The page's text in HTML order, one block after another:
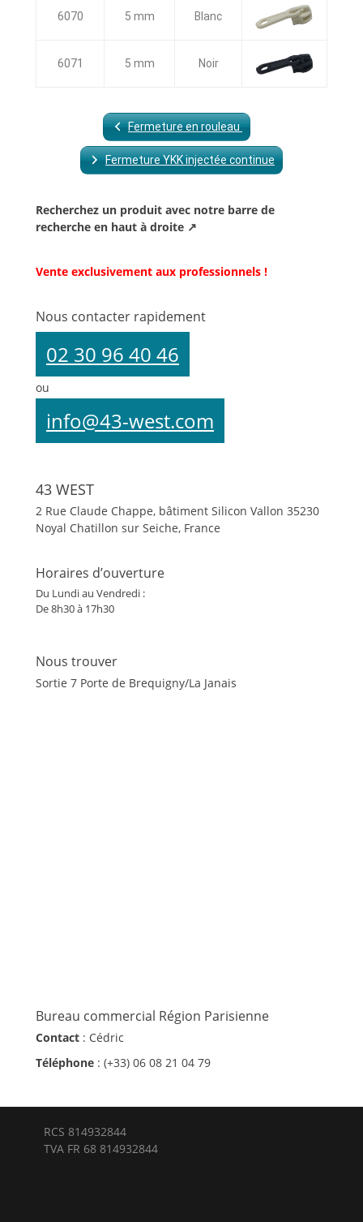
6070 5 mm Blanc
6071 5 mm Noir
Fermeture en rouleau
Fermeture YKK injectée continue
Recherchez un produit avec notre barre de
recherche en haut à droite ↗
Vente exclusivement aux professionnels !
Nous contacter rapidement
02 30 96 40 46
ou
info@43-west.com
43 WEST
2 Rue Claude Chappe, bâtiment Silicon Vallon 35230
Noyal Chatillon sur Seiche, France
Horaires d’ouverture
Du Lundi au Vendredi :
De 8h30 à 17h30
Nous trouver
Sortie 7 Porte de Brequigny/La Janais
Bureau commercial Région Parisienne
Contact : Cédric
Téléphone : (+33) 06 08 21 04 79
RCS 814932844
TVA FR 68 814932844